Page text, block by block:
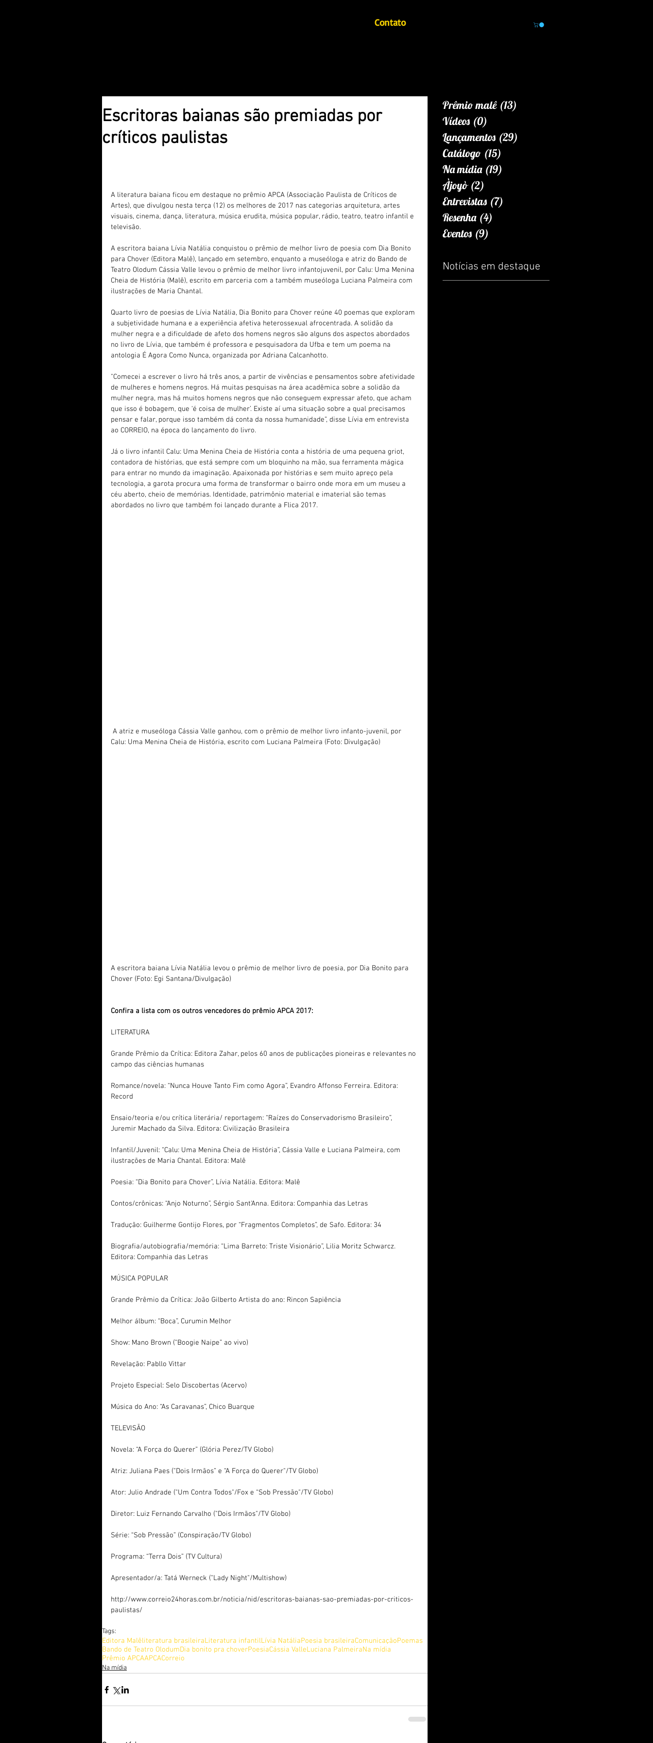
Contato
Escritoras baianas são premiadas por
críticos paulistas
A literatura baiana ficou em destaque no prêmio APCA (Associação Paulista de Críticos de
Artes), que divulgou nesta terça (12) os melhores de 2017 nas categorias arquitetura, artes
visuais, cinema, dança, literatura, música erudita, música popular, rádio, teatro, teatro infantil e
televisão.
A escritora baiana Lívia Natália conquistou o prêmio de melhor livro de poesia com Dia Bonito
para Chover (Editora Malê), lançado em setembro, enquanto a museóloga e atriz do Bando de
Teatro Olodum Cássia Valle levou o prêmio de melhor livro infantojuvenil, por Calu: Uma Menina
Cheia de História (Malê), escrito em parceria com a também museóloga Luciana Palmeira com
ilustrações de Maria Chantal.
Quarto livro de poesias de Lívia Natália, Dia Bonito para Chover reúne 40 poemas que exploram
a subjetividade humana e a experiência afetiva heterossexual afrocentrada. A solidão da
mulher negra e a dificuldade de afeto dos homens negros são alguns dos aspectos abordados
no livro de Lívia, que também é professora e pesquisadora da Ufba e tem um poema na
antologia É Agora Como Nunca, organizada por Adriana Calcanhotto.
"Comecei a escrever o livro há três anos, a partir de vivências e pensamentos sobre afetividade
de mulheres e homens negros. Há muitas pesquisas na área acadêmica sobre a solidão da
mulher negra, mas há muitos homens negros que não conseguem expressar afeto, que acham
que isso é bobagem, que ‘é coisa de mulher’. Existe aí uma situação sobre a qual precisamos
pensar e falar, porque isso também dá conta da nossa humanidade”, disse Lívia em entrevista
ao CORREIO, na época do lançamento do livro.
Já o livro infantil Calu: Uma Menina Cheia de História conta a história de uma pequena griot,
contadora de histórias, que está sempre com um bloquinho na mão, sua ferramenta mágica
para entrar no mundo da imaginação. Apaixonada por histórias e sem muito apreço pela
tecnologia, a garota procura uma forma de transformar o bairro onde mora em um museu a
céu aberto, cheio de memórias. Identidade, patrimônio material e imaterial são temas
abordados no livro que também foi lançado durante a Flica 2017.
Calu: Uma Menina Cheia de História, escrito com Luciana Palmeira (Foto: Divulgação)
A escritora baiana Lívia Natália levou o prêmio de melhor livro de poesia, por Dia Bonito para
Chover (Foto: Egi Santana/Divulgação)
Confira a lista com os outros vencedores do prêmio APCA 2017:
LITERATURA
Grande Prêmio da Crítica: Editora Zahar, pelos 60 anos de publicações pioneiras e relevantes no
campo das ciências humanas
Romance/novela: “Nunca Houve Tanto Fim como Agora”, Evandro Affonso Ferreira. Editora:
Record
Ensaio/teoria e/ou crítica literária/ reportagem: “Raízes do Conservadorismo Brasileiro”,
Juremir Machado da Silva. Editora: Civilização Brasileira
Infantil/Juvenil: “Calu: Uma Menina Cheia de História”, Cássia Valle e Luciana Palmeira, com
ilustrações de Maria Chantal. Editora: Malê
Poesia: “Dia Bonito para Chover”, Lívia Natália. Editora: Malê
Contos/crônicas: “Anjo Noturno”, Sérgio Sant'Anna. Editora: Companhia das Letras
Tradução: Guilherme Gontijo Flores, por “Fragmentos Completos”, de Safo. Editora: 34
Biografia/autobiografia/memória: “Lima Barreto: Triste Visionário”, Lilia Moritz Schwarcz.
Editora: Companhia das Letras
MÚSICA POPULAR
Grande Prêmio da Crítica: João Gilberto Artista do ano: Rincon Sapiência
Melhor álbum: “Boca”, Curumin Melhor
Show: Mano Brown ("Boogie Naipe” ao vivo)
Revelação: Pabllo Vittar
Projeto Especial: Selo Discobertas (Acervo)
Música do Ano: “As Caravanas”, Chico Buarque
TELEVISÃO
Novela: “A Força do Querer” (Glória Perez/TV Globo)
Atriz: Juliana Paes ("Dois Irmãos” e “A Força do Querer"/TV Globo)
Ator: Julio Andrade ("Um Contra Todos"/Fox e “Sob Pressão"/TV Globo)
Diretor: Luiz Fernando Carvalho ("Dois Irmãos"/TV Globo)
Série: “Sob Pressão” (Conspiração/TV Globo)
Programa: “Terra Dois” (TV Cultura)
Apresentador/a: Tatá Werneck ("Lady Night"/Multishow)
http://www.correio24horas.com.br/noticia/nid/escritoras-baianas-sao-premiadas-por-criticos-
paulistas/
Tags:
Editora Malêliteratura brasileiraLiteratura infantilLívia NatáliaPoesia brasileiraComunicaçãoPoemas
Bando de Teatro OlodumDia bonito pra choverPoesiaCássia ValleLuciana PalmeiraNa mídia
Prêmio APCAAPCACorreio
Na mídia
Prêmio malê (13)
Vídeos (0)
Lançamentos (29)
Catálogo (15)
Na mídia (19)
Àjoyò (2)
Entrevistas (7)
Resenha (4)
Eventos (9)
Notícias em destaque